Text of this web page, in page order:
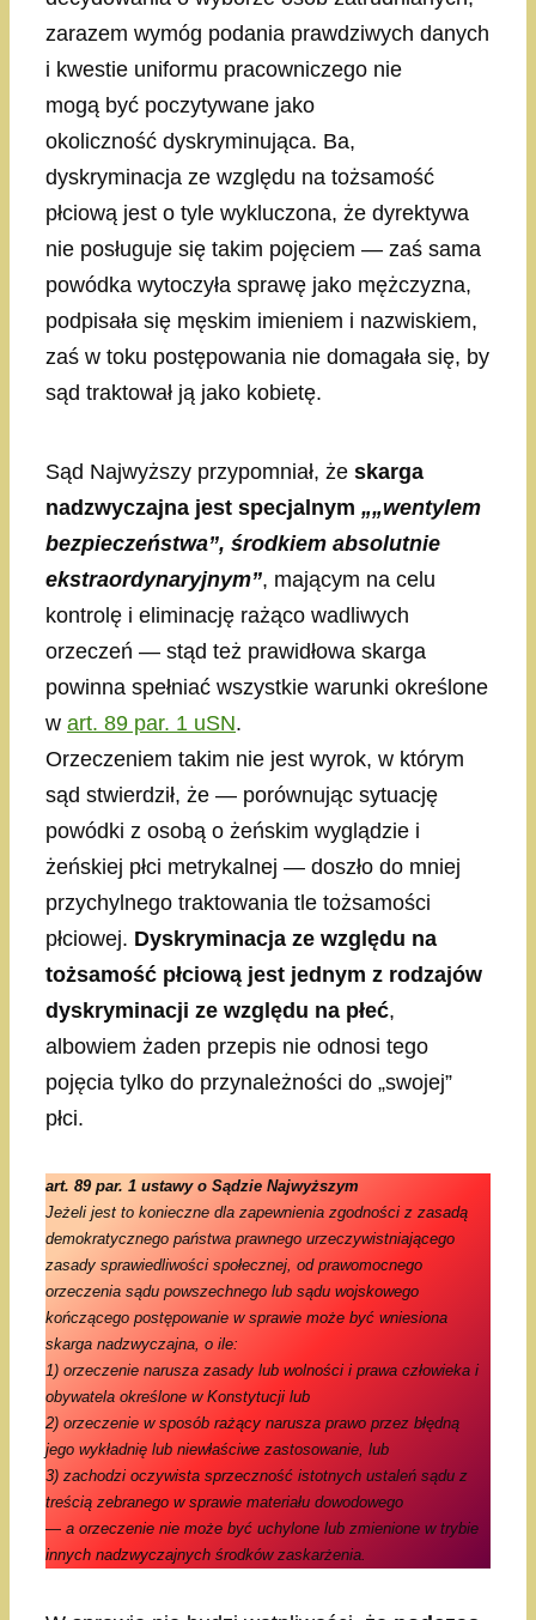
zarazem wymóg podania prawdziwych danych
i kwestie uniformu pracowniczego nie
mogą być poczytywane jako
okoliczność dyskryminująca. Ba,
dyskryminacja ze względu na tożsamość
płciową jest o tyle wykluczona, że dyrektywa
nie posługuje się takim pojęciem — zaś sama
powódka wytoczyła sprawę jako mężczyzna,
podpisała się męskim imieniem i nazwiskiem,
zaś w toku postępowania nie domagała się, by
sąd traktował ją jako kobietę.
Sąd Najwyższy przypomniał, że skarga
nadzwyczajna jest specjalnym „„wentylem
bezpieczeństwa”, środkiem absolutnie
ekstraordynaryjnym”, mającym na celu
kontrolę i eliminację rażąco wadliwych
orzeczeń — stąd też prawidłowa skarga
powinna spełniać wszystkie warunki określone
w art. 89 par. 1 uSN.
Orzeczeniem takim nie jest wyrok, w którym
sąd stwierdził, że — porównując sytuację
powódki z osobą o żeńskim wyglądzie i
żeńskiej płci metrykalnej — doszło do mniej
przychylnego traktowania tle tożsamości
płciowej. Dyskryminacja ze względu na
tożsamość płciową jest jednym z rodzajów
dyskryminacji ze względu na płeć,
albowiem żaden przepis nie odnosi tego
pojęcia tylko do przynależności do „swojej”
płci.
art. 89 par. 1 ustawy o Sądzie Najwyższym
Jeżeli jest to konieczne dla zapewnienia zgodności z zasadą
demokratycznego państwa prawnego urzeczywistniającego
zasady sprawiedliwości społecznej, od prawomocnego
orzeczenia sądu powszechnego lub sądu wojskowego
kończącego postępowanie w sprawie może być wniesiona
skarga nadzwyczajna, o ile:
1) orzeczenie narusza zasady lub wolności i prawa człowieka i
obywatela określone w Konstytucji lub
2) orzeczenie w sposób rażący narusza prawo przez błędną
jego wykładnię lub niewłaściwe zastosowanie, lub
3) zachodzi oczywista sprzeczność istotnych ustaleń sądu z
treścią zebranego w sprawie materiału dowodowego
— a orzeczenie nie może być uchylone lub zmienione w trybie
innych nadzwyczajnych środków zaskarżenia.